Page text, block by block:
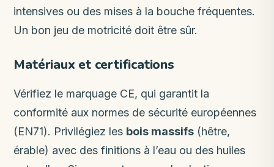
intensives ou des mises à la bouche fréquentes.
Un bon jeu de motricité doit être sûr.
Matériaux et certifications
Vérifiez le marquage CE, qui garantit la
conformité aux normes de sécurité européennes
(EN71). Privilégiez les bois massifs (hêtre,
érable) avec des finitions à l’eau ou des huiles